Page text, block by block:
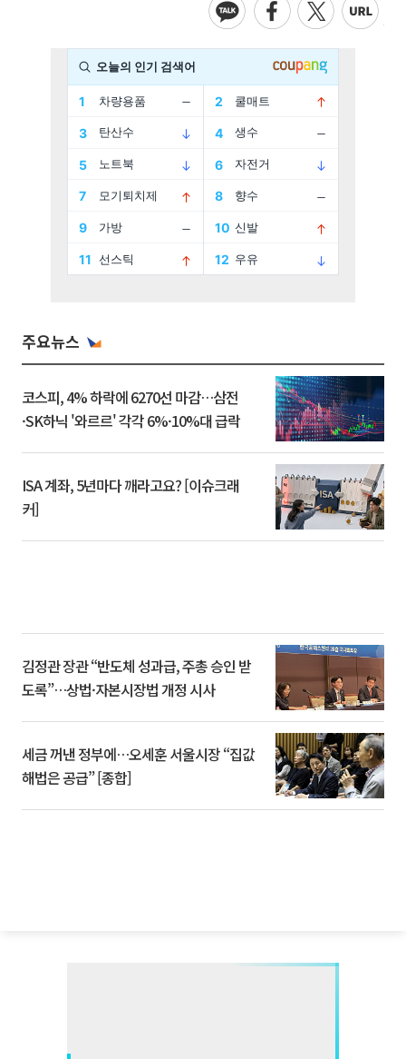
주요뉴스
코스피, 4% 하락에 6270선 마감…삼전
·SK하닉 '와르르' 각각 6%·10%대 급락
ISA 계좌, 5년마다 깨라고요? [이슈크래
커]
김정관 장관 “반도체 성과급, 주총 승인 받
도록”…상법·자본시장법 개정 시사
세금 꺼낸 정부에…오세훈 서울시장 “집값
해법은 공급” [종합]